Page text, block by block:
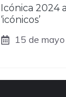
Icónica 2024
‘icónicos’
15 de